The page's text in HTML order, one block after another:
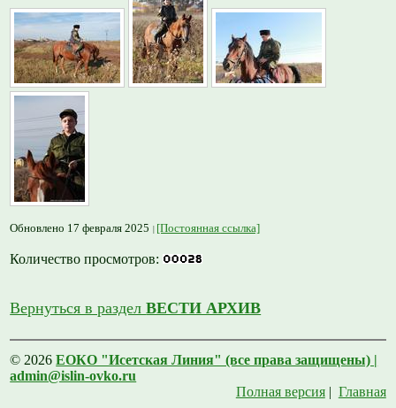
Обновлено 17 февраля 2025 [Постоянная ссылка]
Количество просмотров:
Вернуться в разделВЕСТИ АРХИВ
© 2026ЕОКО "Исетская Линия" (все права защищены) |
admin@islin-ovko.ru
Полная версия| Главная